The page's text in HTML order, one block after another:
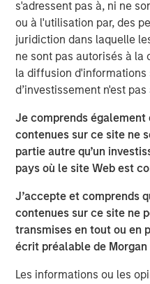
s'adressent pas à, ni ne
ou à l'utilisation par, des
juridiction dans laquelle
ne sont pas autorisés à la
la diffusion d'informations
d’investissement n'est
Je comprends
contenues sur ce site ne
partie autre qu’un
pays où le site Web est
J’accepte et comprends
contenues sur ce site ne
transmises en tout ou en
écrit préalable de Morgan
Les informations ou les
decarbonise off-grid power.
Providing a sustainable
generators used to power
film, events and
shipped close to 30,000
countries since it
demand for clean mobile
continue, backed by
both Europe and North
Instagrid’s technology. As
expansion, Instagrid has
plans to open offices, hire
new products for use in the
Instagrid co-founder and